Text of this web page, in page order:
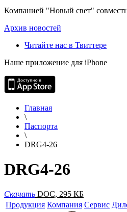
Компанией "Новый свет"
Архив новостей
Читайте нас в Твиттере
Наше приложение для iPhone
Главная
\
Паспорта
\
DRG4-26
DRG4-26
Скачать DOC, 295 КБ
Продукция Компания Сервис